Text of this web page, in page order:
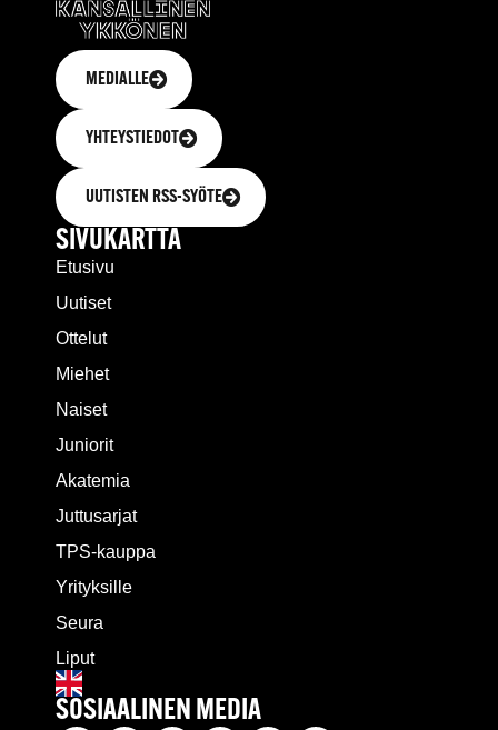
MEDIALLE
YHTEYSTIEDOT
UUTISTEN RSS-SYÖTE
SIVUKARTTA
Etusivu
Uutiset
Ottelut
Miehet
Naiset
Juniorit
Akatemia
Juttusarjat
TPS-kauppa
Yrityksille
Seura
Liput
SOSIAALINEN MEDIA